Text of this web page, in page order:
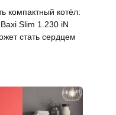
компактный котёл:
Slim 1.230 iN
стать сердцем